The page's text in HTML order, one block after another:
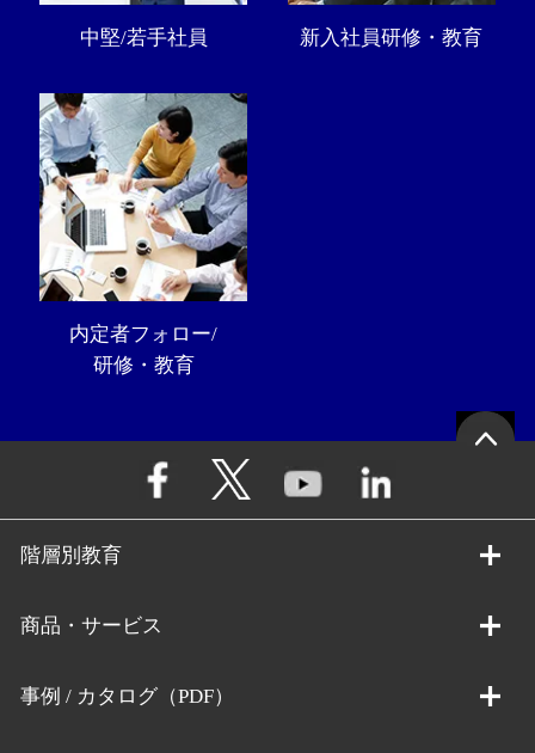
中堅/若手社員 新入社員研修・教育
内定者フォロー/
研修・教育
階層別教育
商品・サービス
事例 / カタログ（PDF）